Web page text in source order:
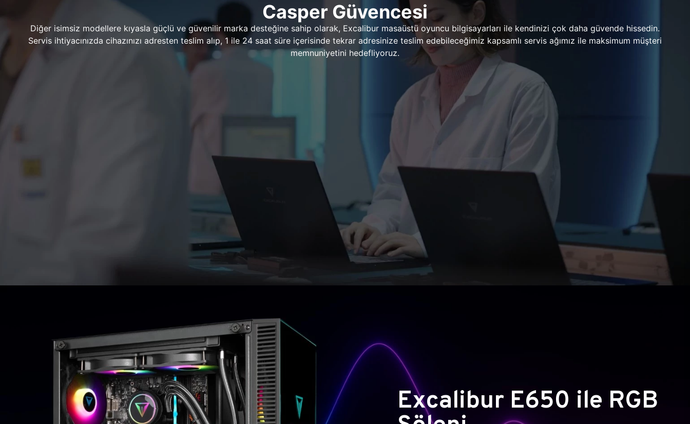
Casper Güvencesi
Diğer isimsiz modellere kıyasla güçlü ve güvenilir marka desteğine sahip olarak, Excalibur masaüstü oyuncu bilgisayarları ile kendinizi çok daha güvende hissedin.
Servis ihtiyacınızda cihazınızı adresten teslim alıp, 1 ile 24 saat süre içerisinde tekrar adresinize teslim edebileceğimiz kapsamlı servis ağımız ile maksimum müşteri
memnuniyetini hedefliyoruz.
Excalibur E650 ile RGB